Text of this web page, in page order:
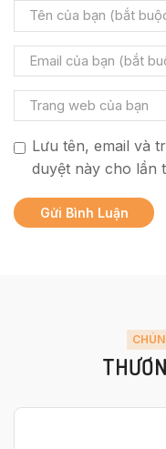
Lưu tên, email và
duyệt này cho lần